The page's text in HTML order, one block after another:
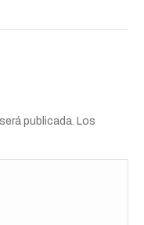
publicada. Los